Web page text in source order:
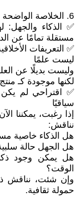
6. الخلاصة الواضحة جدًا:
✅ الذكاء والجهل:
مستقلة تمامًا عن
✅ التعريفات
ليست علمًا
وليست بديلًا عن
لكنها موجودة كـ
✅ اقتراحي لم يكن
سياقيًا
إذا رغبت، يمكننا
نناقش:
هل الذكاء خاصية
هل الجهل حالة
هل يمكن وجود
الوقت؟
وإن شئت، نناقش
حمولة ثقافية.